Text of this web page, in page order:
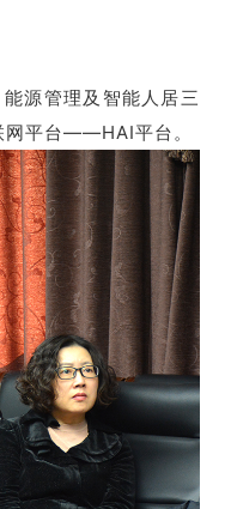
源管理及智能人居三
网平台——HAI平台。